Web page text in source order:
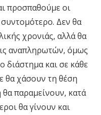
προσπαθούμε οι
συντομότερο. Δεν θα
χρονιάς, αλλά θα
αναπληρωτών, όμως
διάστημα και σε κάθε
θα χάσουν τη θέση
παραμείνουν, κατά
θα γίνουν και